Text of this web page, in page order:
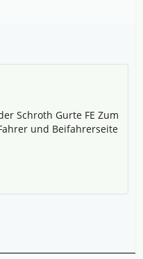
Schroth Gurte FE Zum
und Beifahrerseite